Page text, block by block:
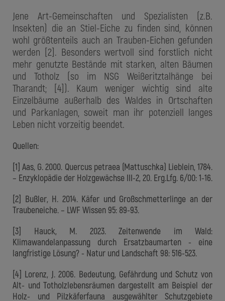
Jene Art-Gemeinschaften und Spezialisten (z.B.
Insekten) die an Stiel-Eiche zu finden sind, können
wohl größtenteils auch an Trauben-Eichen gefunden
werden [2]. Besonders wertvoll sind forstlich nicht
mehr genutzte Bestände mit starken, alten Bäumen
und Totholz (so im NSG Weißeritztalhänge bei
Tharandt; [4]). Kaum weniger wichtig sind alte
Einzelbäume außerhalb des Waldes in Ortschaften
und Parkanlagen, soweit man ihr potenziell langes
Leben nicht vorzeitig beendet.
Quellen:
[1] Aas, G. 2000. Quercus petraea (Mattuschka) Lieblein, 1784.
– Enzyklopädie der Holzgewächse III-2, 20. Erg.Lfg. 6/00: 1-16.
[2] Bußler, H. 2014. Käfer und Großschmetterlinge an der
Traubeneiche. – LWF Wissen 95: 89-93.
[3] Hauck, M. 2023. Zeitenwende im Wald:
Klimawandelanpassung durch Ersatzbaumarten - eine
langfristige Lösung? - Natur und Landschaft 98: 516-523.
[4] Lorenz, J. 2006. Bedeutung, Gefährdung und Schutz von
Alt- und Totholzlebensräumen dargestellt am Beispiel der
Holz- und Pilzkäferfauna ausgewählter Schutzgebiete